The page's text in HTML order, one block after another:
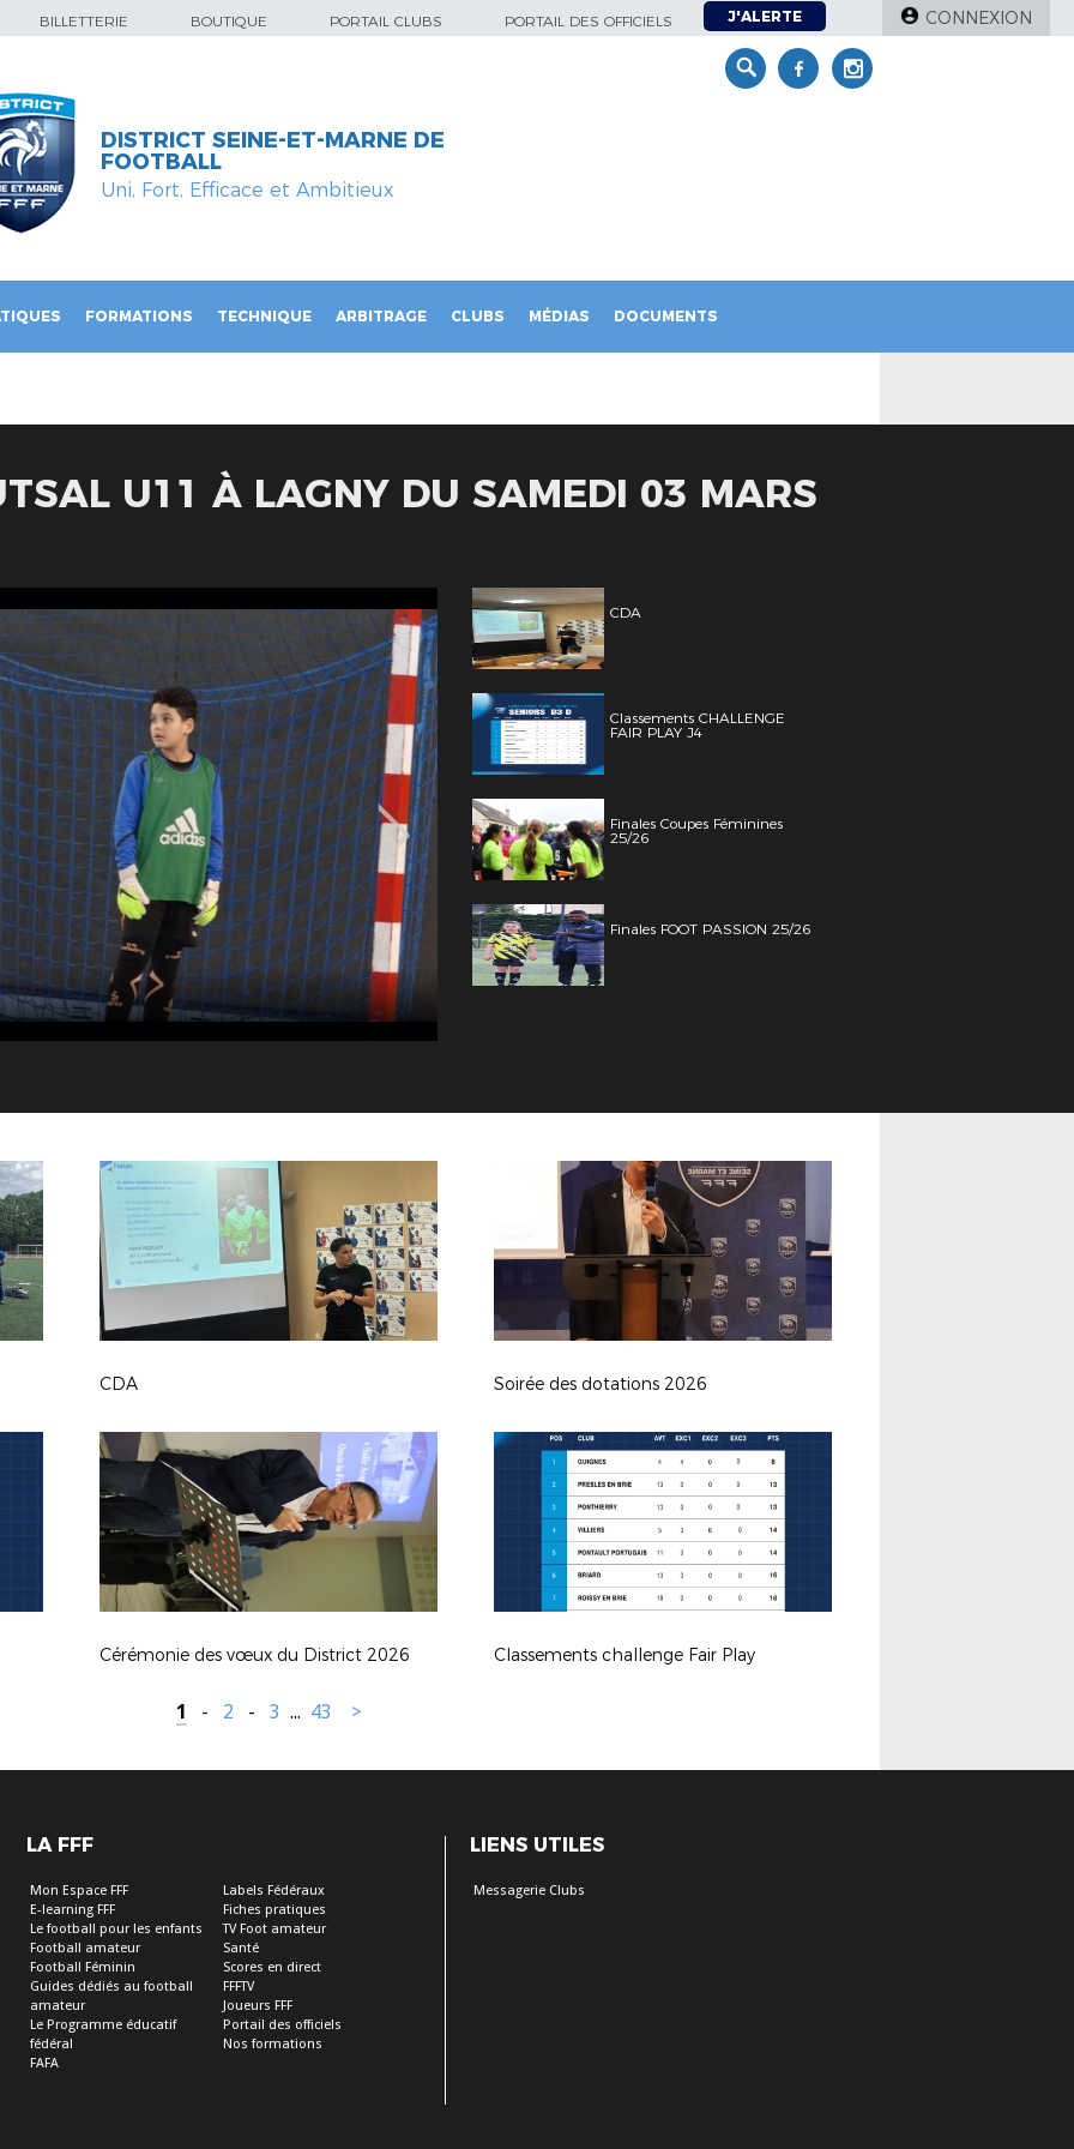
BILLETTERIE BOUTIQUE PORTAIL CLUBS PORTAIL DES OFFICIELS J'ALERTE CONNEXION
DISTRICT SEINE-ET-MARNE DE
FOOTBALL
Uni, Fort, Efficace et Ambitieux
FORMATIONS TECHNIQUE ARBITRAGE CLUBS MÉDIAS DOCUMENTS
U11 À LAGNY DU SAMEDI 03 MARS
CDA
Classements CHALLENGE
FAIR PLAY J4
Finales Coupes Féminines
25/26
Finales FOOT PASSION 25/26
CDA Soirée des dotations 2026
Cérémonie des vœux du District 2026 Classements challenge Fair Play
1 - 2 - 3 ... 43 >
LA FFF
Mon Espace FFF
E-learning FFF
Le football pour les enfants
Football amateur
Football Féminin
Guides dédiés au football
amateur
Le Programme éducatif
fédéral
FAFA
Labels Fédéraux
Fiches pratiques
TV Foot amateur
Santé
Scores en direct
FFFTV
Joueurs FFF
Portail des officiels
Nos formations
LIENS UTILES
Messagerie Clubs